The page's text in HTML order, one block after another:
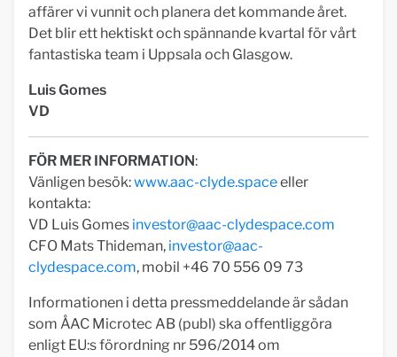
affärer vi vunnit och planera det kommande året.
Det blir ett hektiskt och spännande kvartal för vårt
fantastiska team i Uppsala och Glasgow.
Luis Gomes
VD
FÖR MER INFORMATION:
Vänligen besök:www.aac-clyde.spaceeller
kontakta:
VD Luis Gomes investor@aac-clydespace.com
CFO Mats Thideman, investor@aac-
clydespace.com, mobil +46 70 556 09 73
Informationen i detta pressmeddelande är sådan
som ÅAC Microtec AB (publ) ska offentliggöra
enligt EU:s förordning nr 596/2014 om